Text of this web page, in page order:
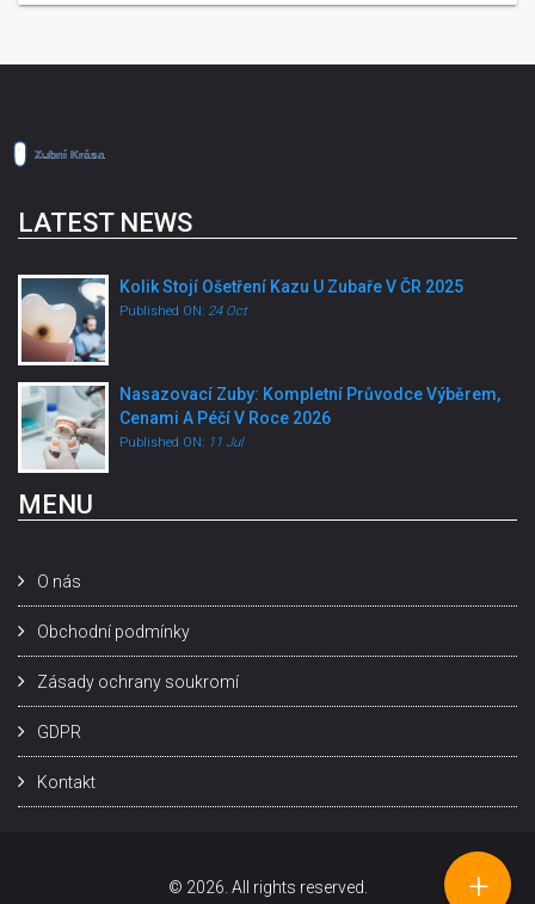
LATEST NEWS
Kolik Stojí Ošetření Kazu U Zubaře V ČR 2025
Published ON: 24 Oct
Nasazovací Zuby: Kompletní Průvodce Výběrem,
Cenami A Péčí V Roce 2026
Published ON: 11 Jul
MENU
O nás
Obchodní podmínky
Zásady ochrany soukromí
GDPR
Kontakt
© 2026. All rights reserved. +